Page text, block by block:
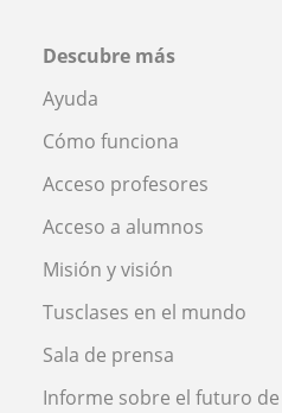
Descubre más
Ayuda
Cómo funciona
Acceso profesores
Acceso a alumnos
Misión y visión
Tusclases en el mundo
Sala de prensa
Informe sobre el futuro